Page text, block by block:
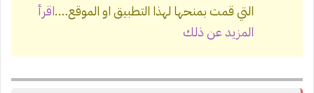
التي قمت بمنحها لهذا التطبيق او الموقع….اقرأ
المزيد عن ذلك